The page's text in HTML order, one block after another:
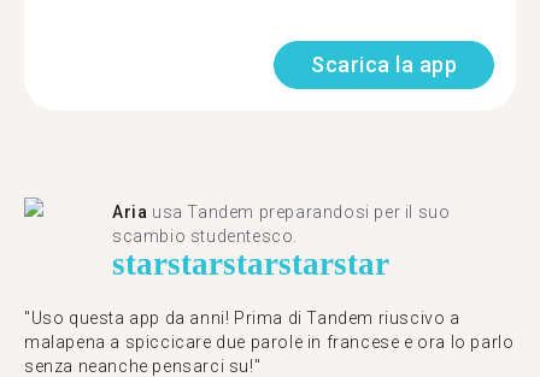
Scarica la app
Aria usa Tandem preparandosi per il suo
scambio studentesco.
starstarstarstarstar
"Uso questa app da anni! Prima di Tandem riuscivo a
malapena a spiccicare due parole in francese e ora lo parlo
senza neanche pensarci su!"